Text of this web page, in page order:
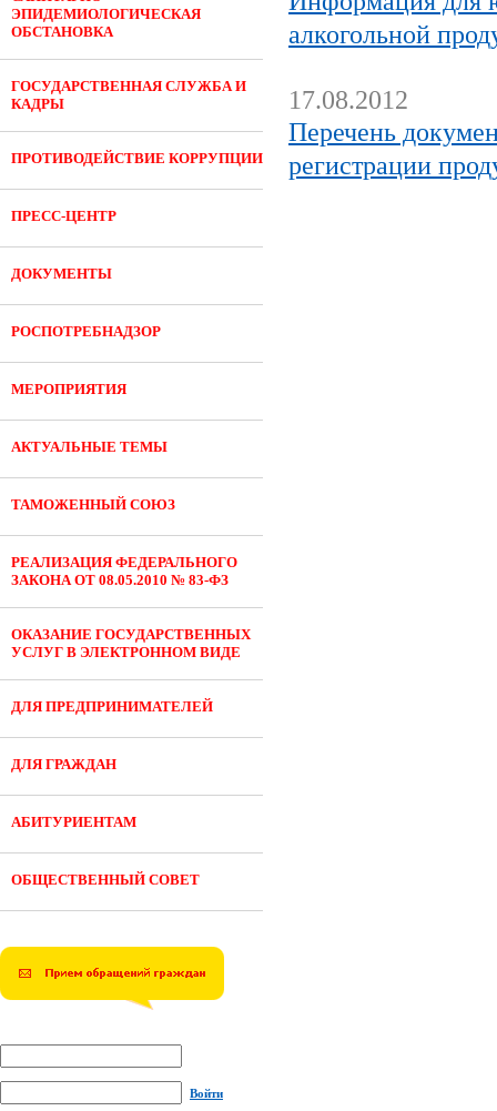
ЭПИДЕМИОЛОГИЧЕСКАЯ
ОБСТАНОВКА
ГОСУДАРСТВЕННАЯ СЛУЖБА И
КАДРЫ
ПРОТИВОДЕЙСТВИЕ КОРРУПЦИИ
ПРЕСС-ЦЕНТР
ДОКУМЕНТЫ
РОСПОТРЕБНАДЗОР
МЕРОПРИЯТИЯ
АКТУАЛЬНЫЕ ТЕМЫ
ТАМОЖЕННЫЙ СОЮЗ
РЕАЛИЗАЦИЯ ФЕДЕРАЛЬНОГО
ЗАКОНА ОТ 08.05.2010 № 83-ФЗ
ОКАЗАНИЕ ГОСУДАРСТВЕННЫХ
УСЛУГ В ЭЛЕКТРОННОМ ВИДЕ
ДЛЯ ПРЕДПРИНИМАТЕЛЕЙ
ДЛЯ ГРАЖДАН
АБИТУРИЕНТАМ
ОБЩЕСТВЕННЫЙ СОВЕТ
алкогольной
17.08.2012
Перечень
регистрации
Войти